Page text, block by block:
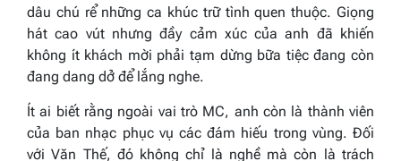
dâu chú rể những ca khúc trữ tình quen thuộc. Giọng
hát cao vút nhưng đầy cảm xúc của anh đã khiến
không ít khách mời phải tạm dừng bữa tiệc đang còn
đang dang dở để lắng nghe.
Ít ai biết rằng ngoài vai trò MC, anh còn là thành viên
của ban nhạc phục vụ các đám hiếu trong vùng. Đối
với Văn Thế, đó không chỉ là nghề mà còn là trách